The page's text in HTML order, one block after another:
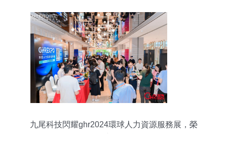
九尾科技閃耀ghr2024環球人力資源服務展，榮